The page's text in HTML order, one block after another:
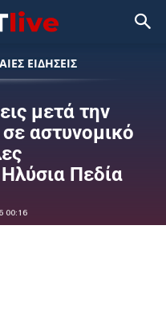
ΕΙΔΗΣΕΙΣ
μετά την
αστυνομικό
Πεδία
00:16